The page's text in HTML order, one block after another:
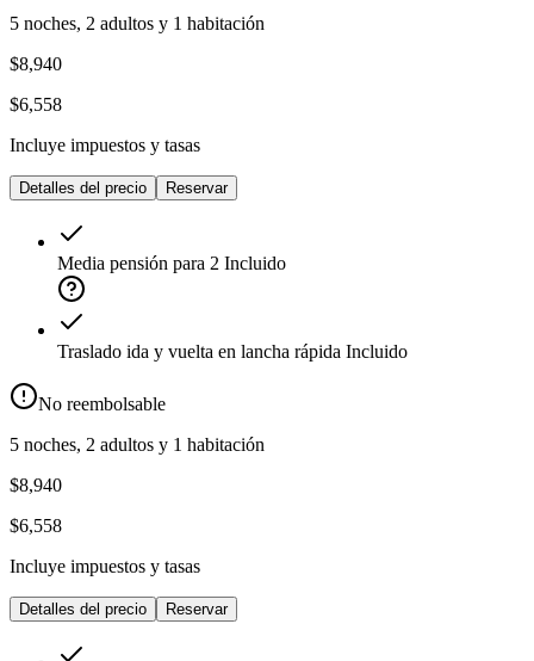
5 noches, 2 adultos y 1 habitación
$8,940
$6,558
Incluye impuestos y tasas
Detalles del precio Reservar
Media pensión para 2 Incluido
Traslado ida y vuelta en lancha rápida Incluido
No reembolsable
5 noches, 2 adultos y 1 habitación
$8,940
$6,558
Incluye impuestos y tasas
Detalles del precio Reservar